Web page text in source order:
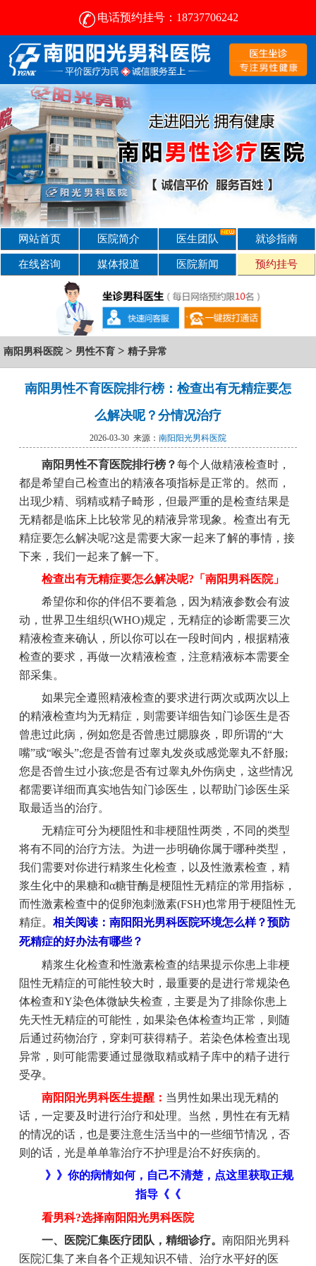
电话预约挂号：18737706242
南阳治疗前列腺的医院-南阳阳光男科医院 [前列腺专科]
网站首页 医院简介 医生团队 就诊指南
在线咨询 媒体报道 医院新闻 预约挂号
南阳男科医院 > 男性不育 > 精子异常
南阳男性不育医院排行榜：检查出有无精症要怎
么解决呢？分情况治疗
2026-03-30 来源： 南阳阳光男科医院
南阳男性不育医院排行榜？每个人做精液检查时，
都是希望自己检查出的精液各项指标是正常的。然而，
出现少精、弱精或精子畸形，但最严重的是检查结果是
无精都是临床上比较常见的精液异常现象。检查出有无
精症要怎么解决呢?这是需要大家一起来了解的事情，接
下来，我们一起来了解一下。
检查出有无精症要怎么解决呢?「南阳男科医院」
希望你和你的伴侣不要着急，因为精液参数会有波
动，世界卫生组织(WHO)规定，无精症的诊断需要三次
精液检查来确认，所以你可以在一段时间内，根据精液
检查的要求，再做一次精液检查，注意精液标本需要全
部采集。
如果完全遵照精液检查的要求进行两次或两次以上
的精液检查均为无精症，则需要详细告知门诊医生是否
曾患过此病，例如您是否曾患过腮腺炎，即所谓的“大
嘴”或“喉头”;您是否曾有过睾丸发炎或感觉睾丸不舒服;
您是否曾生过小孩;您是否有过睾丸外伤病史，这些情况
都需要详细而真实地告知门诊医生，以帮助门诊医生采
取最适当的治疗。
无精症可分为梗阻性和非梗阻性两类，不同的类型
将有不同的治疗方法。为进一步明确你属于哪种类型，
我们需要对你进行精浆生化检查，以及性激素检查，精
浆生化中的果糖和α糖苷酶是梗阻性无精症的常用指标，
而性激素检查中的促卵泡刺激素(FSH)也常用于梗阻性无
精症。 相关阅读：南阳阳光男科医院环境怎么样？预防
死精症的好办法有哪些？
精浆生化检查和性激素检查的结果提示你患上非梗
阻性无精症的可能性较大时，最重要的是进行常规染色
体检查和Y染色体微缺失检查，主要是为了排除你患上
先天性无精症的可能性，如果染色体检查均正常，则随
后通过药物治疗，穿刺可获得精子。若染色体检查出现
异常，则可能需要通过显微取精或精子库中的精子进行
受孕。
南阳阳光男科医生提醒： 当男性如果出现无精的
话，一定要及时进行治疗和处理。当然，男性在有无精
的情况的话，也是要注意生活当中的一些细节情况，否
则的话，光是单单靠治疗不护理是治不好疾病的。
》》你的病情如何，自己不清楚，点这里获取正规
指导《《
看男科?选择南阳阳光男科医院
一、医院汇集医疗团队，精细诊疗。 南阳阳光男科
医院汇集了来自各个正规知识不错、治疗水平好的医